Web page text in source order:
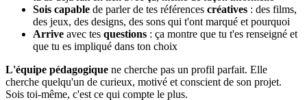
Sois capable de parler de tes références créatives : des films,
des jeux, des designs, des sons qui t'ont marqué et pourquoi
Arrive avec tes questions : ça montre que tu t'es renseigné et
que tu es impliqué dans ton choix
L'équipe pédagogique ne cherche pas un profil parfait. Elle
cherche quelqu'un de curieux, motivé et conscient de son projet.
Sois toi-même, c'est ce qui compte le plus.